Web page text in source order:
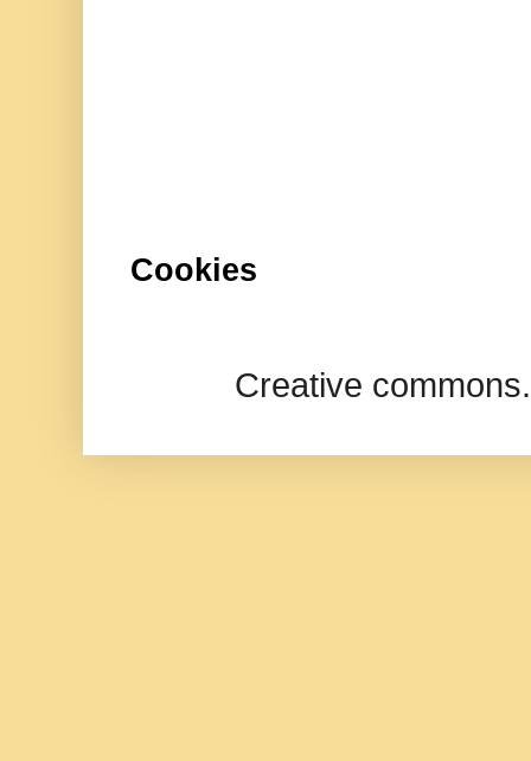
Cookies
Creative